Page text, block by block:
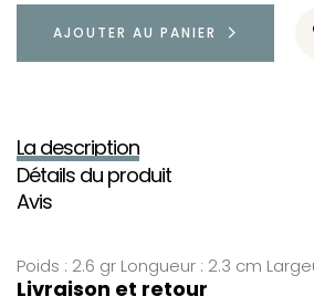
AJOUTER AU PANIER
La description
Détails du produit
Avis
Poids : 2.6 gr Longueur : 2.3 cm
Livraison et retour